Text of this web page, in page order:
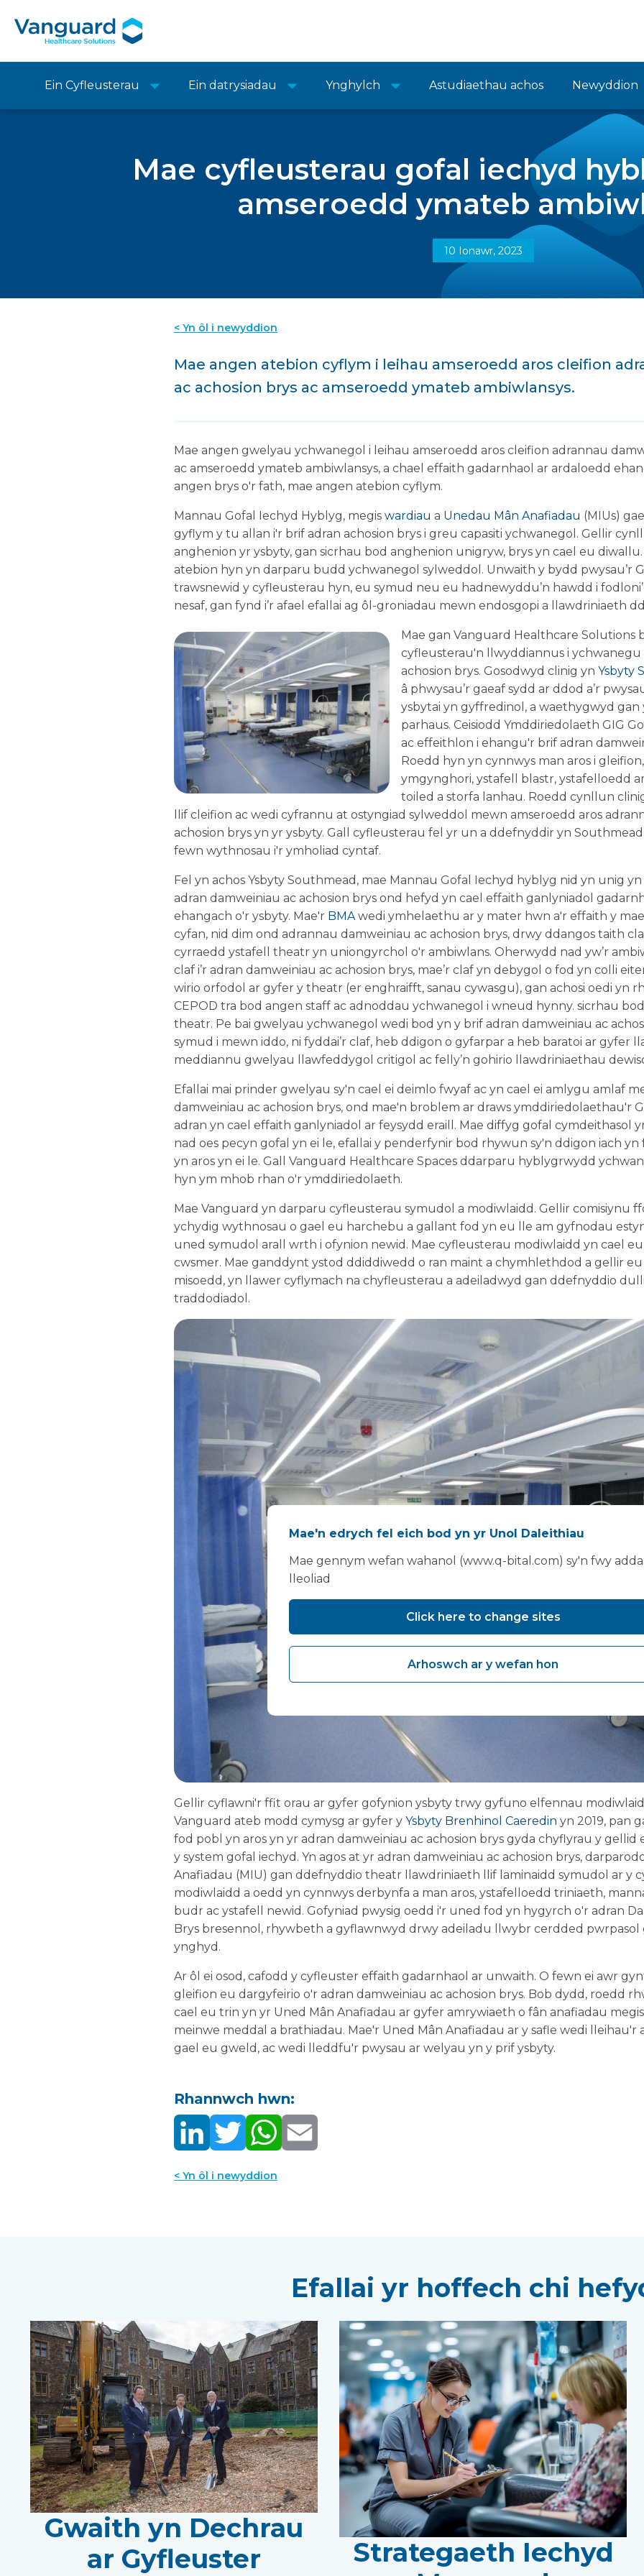
Ein Cyfleusterau Ein datrysiadau Ynghylch Astudiaethau achos Newyddion
Mae cyfleusterau gofal iechyd
amseroedd ymateb
10 Ionawr, 2023
< Yn ôl i newyddion
Mae angen atebion cyflym i leihau amseroedd aros cleifion
ac achosion brys ac amseroedd ymateb ambiwlansys.
Mae angen gwelyau ychwanegol i leihau amseroedd aros cleifion adrannau
ac amseroedd ymateb ambiwlansys, a chael effaith gadarnhaol ar ardaloedd
angen brys o'r fath, mae angen atebion cyflym.
Mannau Gofal Iechyd Hyblyg, megis wardiau a Unedau Mân Anafiadau (MIUs)
gyflym y tu allan i'r brif adran achosion brys i greu capasiti ychwanegol. Gellir
anghenion yr ysbyty, gan sicrhau bod anghenion unigryw, brys yn cael eu
atebion hyn yn darparu budd ychwanegol sylweddol. Unwaith y bydd pwysau’r
trawsnewid y cyfleusterau hyn, eu symud neu eu hadnewyddu’n hawdd i
nesaf, gan fynd i’r afael efallai ag ôl-groniadau mewn endosgopi a llawdriniaeth
Mae gan Vanguard Healthcare Solutions
cyfleusterau'n llwyddiannus i ychwanegu
achosion brys. Gosodwyd clinig yn Ysbyty
â phwysau’r gaeaf sydd ar ddod a’r
ysbytai yn gyffredinol, a waethygwyd gan
parhaus. Ceisiodd Ymddiriedolaeth GIG
ac effeithlon i ehangu'r brif adran
Roedd hyn yn cynnwys man aros i
ymgynghori, ystafell blastr, ystafelloedd
toiled a storfa lanhau. Roedd cynllun
llif cleifion ac wedi cyfrannu at ostyngiad sylweddol mewn amseroedd aros
achosion brys yn yr ysbyty. Gall cyfleusterau fel yr un a ddefnyddir yn
fewn wythnosau i'r ymholiad cyntaf.
Fel yn achos Ysbyty Southmead, mae Mannau Gofal Iechyd hyblyg nid yn unig
adran damweiniau ac achosion brys ond hefyd yn cael effaith ganlyniadol
ehangach o'r ysbyty. Mae'r BMAwedi ymhelaethu ar y mater hwn a'r effaith y
cyfan, nid dim ond adrannau damweiniau ac achosion brys, drwy ddangos taith
cyrraedd ystafell theatr yn uniongyrchol o'r ambiwlans. Oherwydd nad yw’r
claf i’r adran damweiniau ac achosion brys, mae’r claf yn debygol o fod yn colli
wirio orfodol ar gyfer y theatr (er enghraifft, sanau cywasgu), gan achosi oedi yn
CEPOD tra bod angen staff ac adnoddau ychwanegol i wneud hynny. sicrhau
theatr. Pe bai gwelyau ychwanegol wedi bod yn y brif adran damweiniau ac
symud i mewn iddo, ni fyddai’r claf, heb ddigon o gyfarpar a heb baratoi ar gyfer
meddiannu gwelyau llawfeddygol critigol ac felly’n gohirio llawdriniaethau
Efallai mai prinder gwelyau sy'n cael ei deimlo fwyaf ac yn cael ei amlygu amlaf
damweiniau ac achosion brys, ond mae'n broblem ar draws ymddiriedolaethau'r
adran yn cael effaith ganlyniadol ar feysydd eraill. Mae diffyg gofal cymdeithasol
nad oes pecyn gofal yn ei le, efallai y penderfynir bod rhywun sy'n ddigon iach
yn aros yn ei le. Gall Vanguard Healthcare Spaces ddarparu hyblygrwydd
hyn ym mhob rhan o'r ymddiriedolaeth.
Mae Vanguard yn darparu cyfleusterau symudol a modiwlaidd. Gellir comisiynu
ychydig wythnosau o gael eu harchebu a gallant fod yn eu lle am gyfnodau
uned symudol arall wrth i ofynion newid. Mae cyfleusterau modiwlaidd yn cael
cwsmer. Mae ganddynt ystod ddiddiwedd o ran maint a chymhlethdod a gellir
misoedd, yn llawer cyflymach na chyfleusterau a adeiladwyd gan ddefnyddio
traddodiadol.
Gellir cyflawni'r ffit orau ar gyfer gofynion ysbyty trwy gyfuno elfennau
Vanguard ateb modd cymysg ar gyfer y Ysbyty Brenhinol Caeredin yn 2019, pan
fod pobl yn aros yn yr adran damweiniau ac achosion brys gyda chyflyrau y
y system gofal iechyd. Yn agos at yr adran damweiniau ac achosion brys,
Anafiadau (MIU) gan ddefnyddio theatr llawdriniaeth llif laminaidd symudol ar y
modiwlaidd a oedd yn cynnwys derbynfa a man aros, ystafelloedd triniaeth,
budr ac ystafell newid. Gofyniad pwysig oedd i'r uned fod yn hygyrch o'r adran
Brys bresennol, rhywbeth a gyflawnwyd drwy adeiladu llwybr cerdded pwrpasol
ynghyd.
Ar ôl ei osod, cafodd y cyfleuster effaith gadarnhaol ar unwaith. O fewn ei awr
gleifion eu dargyfeirio o'r adran damweiniau ac achosion brys. Bob dydd, roedd
cael eu trin yn yr Uned Mân Anafiadau ar gyfer amrywiaeth o fân anafiadau
meinwe meddal a brathiadau. Mae'r Uned Mân Anafiadau ar y safle wedi lleihau'r
gael eu gweld, ac wedi lleddfu'r pwysau ar welyau yn y prif ysbyty.
Rhannwch hwn:
< Yn ôl i newyddion
Efallai yr hoffech chi
Gwaith yn Dechrau
ar Gyfleuster
Strategaeth Iechyd
Mae'n edrych fel eich bod yn yr Unol Daleithiau
Mae gennym wefan wahanol (www.q-bital.com) sy'n fwy
lleoliad
Click here to change sites
Arhoswch ar y wefan hon